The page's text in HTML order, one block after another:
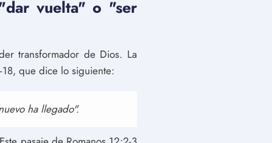
vuelta" o "ser
transformador de Dios. La
que dice lo siguiente:
ha llegado".